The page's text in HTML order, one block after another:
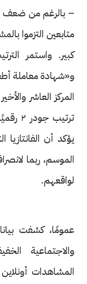
– بالرغم من ضعف
متابعين التزموا
كبير. واستمر
المركز العاشر
يؤكد أن
الموسم، ربما
لواقعهم.
عمومًا، كشفت
والاجتماعية
المشاهدات